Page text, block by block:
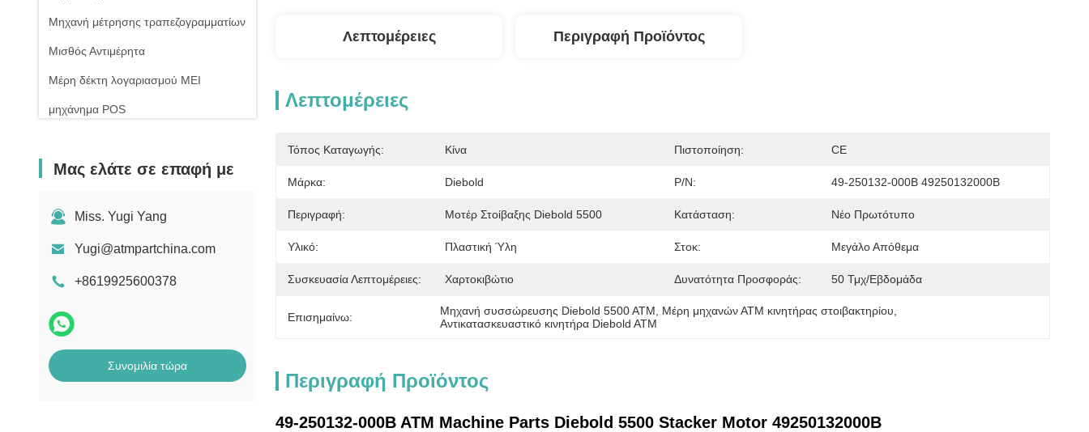
Μηχανή μέτρησης τραπεζογραμματίων
Μισθός Αντιμέρητα
Μέρη δέκτη λογαριασμού MEI
μηχάνημα POS
Μας ελάτε σε επαφή με
Miss. Yugi Yang
Yugi@atmpartchina.com
+8619925600378
Συνομιλία τώρα
Λεπτομέρειες Περιγραφή Προϊόντος
Λεπτομέρειες
Τόπος Καταγωγής: Κίνα Πιστοποίηση: CE
Μάρκα: Diebold P/N: 49-250132-000B 49250132000B
Περιγραφή: Μοτέρ Στοίβαξης Diebold 5500 Κατάσταση: Νέο Πρωτότυπο
Υλικό: Πλαστική Ύλη Στοκ: Μεγάλο Απόθεμα
Συσκευασία Λεπτομέρειες: Χαρτοκιβώτιο Δυνατότητα Προσφοράς: 50 Τμχ/εβδομάδα
Επισημαίνω: Μηχανή συσσώρευσης Diebold 5500 ATM Μέρη μηχανών ΑΤΜ κινητήρας στοιβακτηρίου
Αντικατασκευαστικό κινητήρα Diebold ATM
Περιγραφή Προϊόντος
49-250132-000B ATM Machine Parts Diebold 5500 Stacker Motor 49250132000B